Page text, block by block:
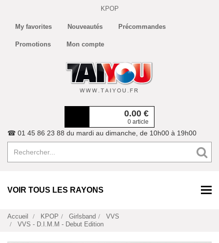
KPOP
My favorites Nouveautés Précommandes
Promotions Mon compte
0.00 €
0 article
☎ 01 45 86 23 88 du mardi au dimanche, de 10h00 à 19h00
VOIR TOUS LES RAYONS
Accueil KPOP Girlsband
VVS
VVS - D.I.M.M - Debut Edition